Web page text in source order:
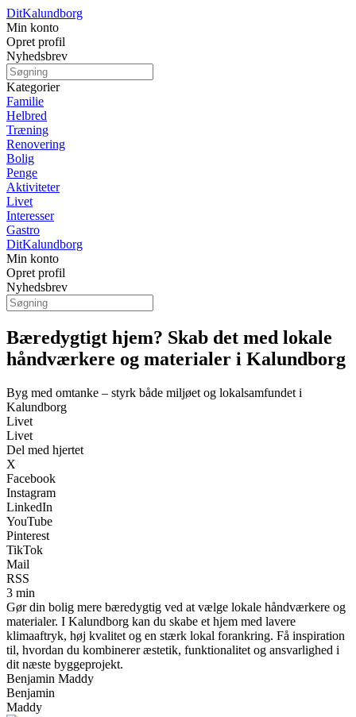
DitKalundborg
Min konto
Opret profil
Nyhedsbrev
Kategorier
Familie
Helbred
Træning
Renovering
Bolig
Penge
Aktiviteter
Livet
Interesser
Gastro
DitKalundborg
Min konto
Opret profil
Nyhedsbrev
Bæredygtigt hjem? Skab det med lokale
håndværkere og materialer i Kalundborg
Byg med omtanke – styrk både miljøet og lokalsamfundet i
Kalundborg
Livet
Livet
Del med hjertet
X
Facebook
Instagram
LinkedIn
YouTube
Pinterest
TikTok
Mail
RSS
3 min
Gør din bolig mere bæredygtig ved at vælge lokale håndværkere og
materialer. I Kalundborg kan du skabe et hjem med lavere
klimaaftryk, høj kvalitet og en stærk lokal forankring. Få inspiration
til, hvordan du kombinerer æstetik, funktionalitet og ansvarlighed i
dit næste byggeprojekt.
Benjamin Maddy
Benjamin
Maddy